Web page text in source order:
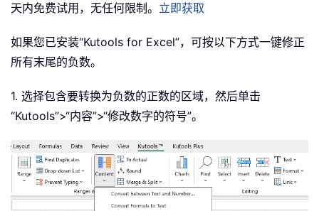
天内免费试用，无任何限制。 立即获取
如果您已安装“Kutools for Excel”，可按以下方式一键修正
所有末尾的负数。
1. 选择包含要转换为负数的正数的区域，然后单击
“Kutools”>“内容”>“修改数字的符号”。